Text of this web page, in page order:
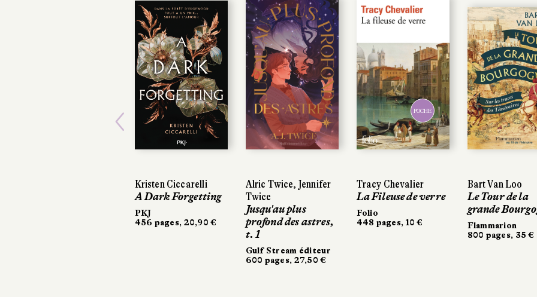
Kristen Ciccarelli
A Dark Forgetting
PKJ
456 pages, 20,90 €
Alric Twice, Jennifer
Twice
Jusqu'au plus
profond des astres,
t. 1
Gulf Stream éditeur
600 pages, 27,50 €
POCHE
Tracy Chevalier
La Fileuse de verre
Folio
448 pages, 10 €
Bart Van Loo
Le Tour de la
grande
Flammarion
800 pages, 35 €
Alric Twice, Jennifer
Twice
Jusqu'au plus
profond des astres,
t. 1
Gulf Stream éditeur
600 pages, 27,50 €
POCHE
Tracy Chevalier
La Fileuse de verre
Folio
448 pages, 10 €
Bart Van Loo
Le Tour de la
grande
Flammarion
800 pages, 35 €
Previous